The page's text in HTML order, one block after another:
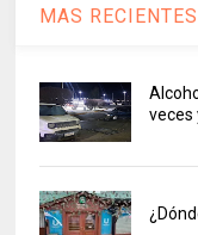
MAS RECIENTES
veces